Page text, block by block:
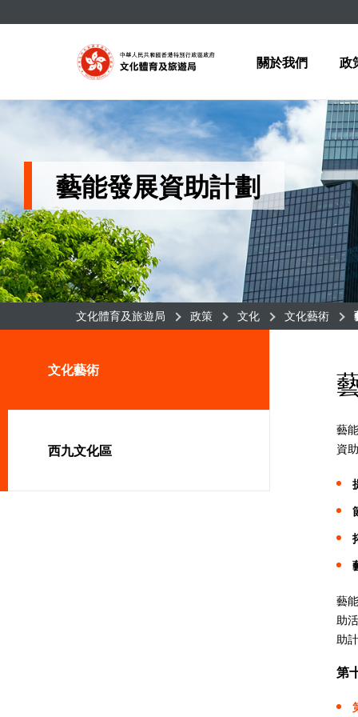
關於我們 政
藝能發展資助計劃
文化體育及旅遊局 政策 文化 文化藝術
文化藝術
西九文化區
藝
資
藝
助
助
第